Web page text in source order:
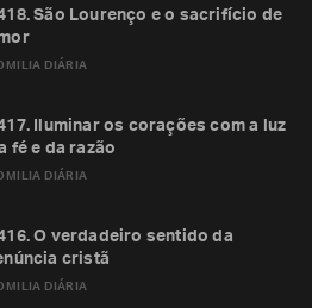
DIÁRIA
São Lourenço e o sacrifício de
DIÁRIA
Iluminar os corações com a luz
fé e da razão
DIÁRIA
O verdadeiro sentido da
cristã